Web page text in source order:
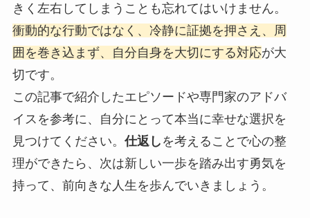
きく左右してしまうことも忘れてはいけません。
衝動的な行動ではなく、冷静に証拠を押さえ、周
囲を巻き込まず、自分自身を大切にする対応が大
切です。
この記事で紹介したエピソードや専門家のアドバ
イスを参考に、自分にとって本当に幸せな選択を
見つけてください。 仕返し を考えることで心の整
理ができたら、次は新しい一歩を踏み出す勇気を
持って、前向きな人生を歩んでいきましょう。